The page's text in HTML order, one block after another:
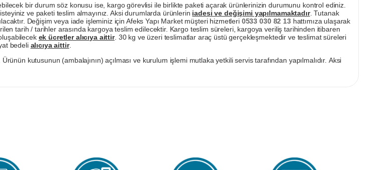
bir durum söz konusu ise, kargo görevlisi ile birlikte paketi açarak ürünlerinizin durumunu kontrol ediniz.
ve paketi teslim almayınız. Aksi durumlarda ürünlerin iadesi ve değişimi yapılmamaktadır. Tutanak
Değişim veya iade işleminiz için Afeks Yapı Market müşteri hizmetleri 0533 030 82 13hattımıza ulaşarak
tarih / tarihler arasında kargoya teslim edilecektir. Kargo teslim süreleri, kargoya veriliş tarihinden itibaren
ek ücretler alıcıya aittir. 30 kg ve üzeri teslimatlar araç üstü gerçekleşmektedir ve teslimat süreleri
bedeli alıcıya aittir.
kutusunun (ambalajının) açılması ve kurulum işlemi mutlaka yetkili servis tarafından yapılmalıdır. Aksi